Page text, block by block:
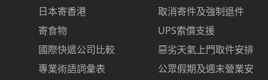
日本寄香港
寄食物
國際快遞公司比較
專業術語詞彙表
取消寄件及強制退件
UPS索償支援
惡劣天氣上門取件安排
公眾假期及週末營業安